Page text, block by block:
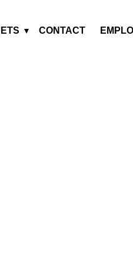
CONTACT